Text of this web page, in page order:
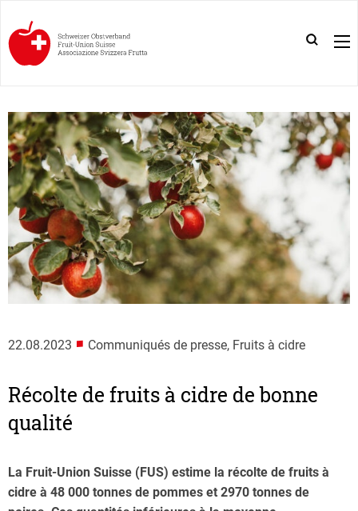
22.08.2023 ■ Communiqués de presse, Fruits à cidre
Récolte de fruits à cidre de bonne
qualité
La Fruit-Union Suisse (FUS) estime la récolte de fruits à
cidre à 48 000 tonnes de pommes et 2970 tonnes de